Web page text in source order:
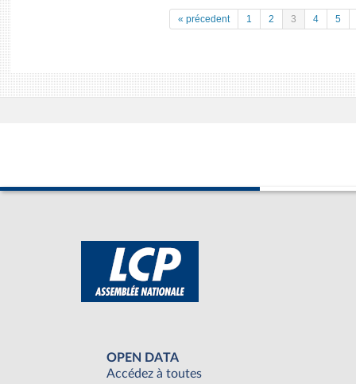
« précedent 1 2 3 4 5
OPEN DATA
Accédez à toutes